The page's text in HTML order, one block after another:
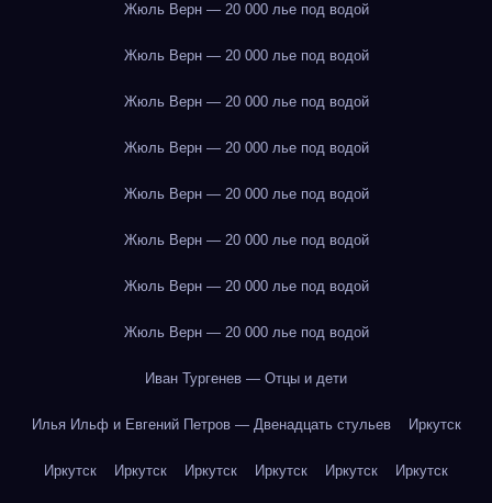
Жюль Верн — 20 000 лье под водой
Жюль Верн — 20 000 лье под водой
Жюль Верн — 20 000 лье под водой
Жюль Верн — 20 000 лье под водой
Жюль Верн — 20 000 лье под водой
Жюль Верн — 20 000 лье под водой
Жюль Верн — 20 000 лье под водой
Жюль Верн — 20 000 лье под водой
Иван Тургенев — Отцы и дети
Илья Ильф и Евгений Петров — Двенадцать стульев Иркутск
Иркутск Иркутск Иркутск Иркутск Иркутск Иркутск